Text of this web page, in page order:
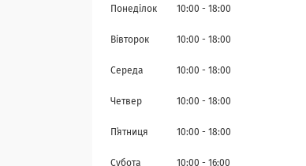
Понеділок 10:00 18:00
Вівторок 10:00 18:00
Середа 10:00 18:00
Четвер 10:00 18:00
Пʼятниця 10:00 18:00
Субота 10:00 16:00